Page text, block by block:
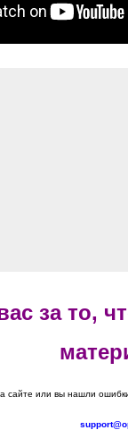
за то,
сайте или вы нашли